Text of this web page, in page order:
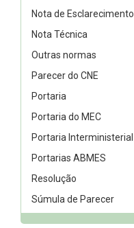
Nota de Esclarecimento
Nota Técnica
Outras normas
Parecer do CNE
Portaria
Portaria do MEC
Portaria Interministerial
Portarias ABMES
Resolução
Súmula de Parecer